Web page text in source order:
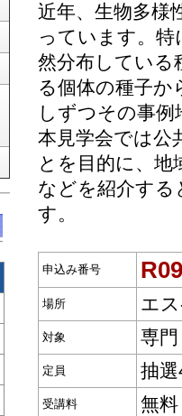
近年、生物多様
っています。
然分布している
る個体の種子
しずつその事
本見学会では公
とを目的に、地
などを紹介する
す。
申込み番号 R09
場所 エ
対象 専門
定員 抽
受講料 無料